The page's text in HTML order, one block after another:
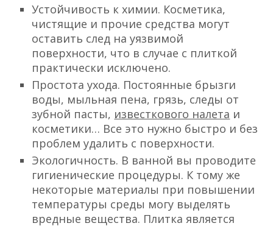
Устойчивость к химии. Косметика,
чистящие и прочие средства могут
оставить след на уязвимой
поверхности, что в случае с плиткой
практически исключено.
Простота ухода. Постоянные брызги
воды, мыльная пена, грязь, следы от
зубной пасты, известкового налета и
косметики… Все это нужно быстро и без
проблем удалить с поверхности.
Экологичность. В ванной вы проводите
гигиенические процедуры. К тому же
некоторые материалы при повышении
температуры среды могу выделять
вредные вещества. Плитка является